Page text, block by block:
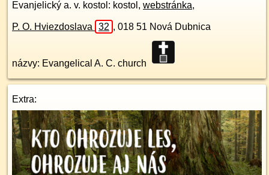
Evanjelický a. v. kostol : kostol, webstránka,
P. O. Hviezdoslava 32 , 018 51 Nová Dubnica
názvy: Evangelical A. C. church
Extra: